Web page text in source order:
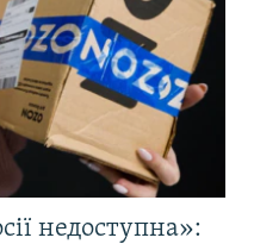
недоступна»: